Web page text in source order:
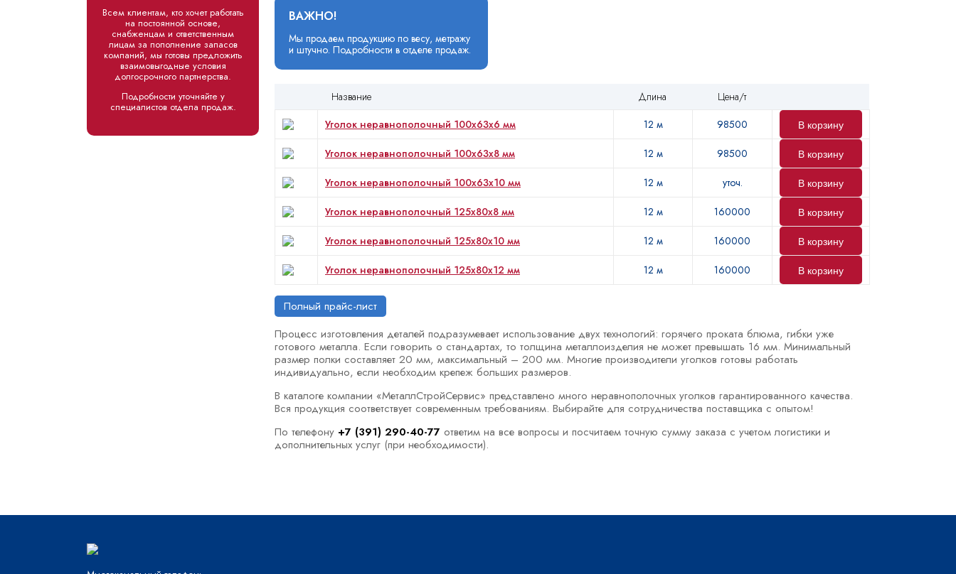
ВАЖНО!
Мы продаем продукцию по весу, метражу
и штучно. Подробности в отделе продаж.
Название Длина
Цена/т
Уголок неравнополочный 100x63x6 мм
12 м 98500 В корзину
Уголок неравнополочный 100x63x8 мм 12 м 98500 В корзину
Уголок неравнополочный 100x63x10 мм 12 м уточ. В корзину
Уголок неравнополочный 125x80x8 мм 12 м 160000 В корзину
Уголок неравнополочный 125x80x10 мм 12 м 160000 В корзину
Уголок неравнополочный 125x80x12 мм 12 м 160000 В корзину
Полный прайс-лист
Процесс изготовления деталей подразумевает использование двух технологий: горячего проката блюма, гибки уже
готового металла. Если говорить о стандартах, то толщина металлоизделия не может превышать 16 мм. Минимальный
размер полки составляет 20 мм, максимальный – 200 мм. Многие производители уголков готовы работать
индивидуально, если необходим крепеж больших размеров.
В каталоге компании «МеталлСтройСервис» представлено много неравнополочных уголков гарантированного качества.
Вся продукция соответствует современным требованиям. Выбирайте для сотрудничества поставщика с опытом!
По телефону +7 (391) 290-40-77 ответим на все вопросы и посчитаем точную сумму заказа с учетом логистики и
дополнительных услуг (при необходимости).
Всем клиентам, кто хочет работать
на постоянной основе,
снабженцам и ответственным
лицам за пополнение запасов
компаний, мы готовы предложить
взаимовыгодные условия
долгосрочного партнерства.
Подробности уточняйте у
специалистов отдела продаж.